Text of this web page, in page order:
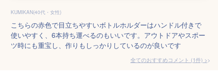
KUMIKAN(40代・女性)
こちらの赤色で目立ちやすいボトルホルダーはハンドル付きで
使いやすく、6本持ち運べるのもいいです。アウトドアやスポー
ツ時にも重宝し、作りもしっかりしているのが良いです
全てのおすすめコメント (1件) >